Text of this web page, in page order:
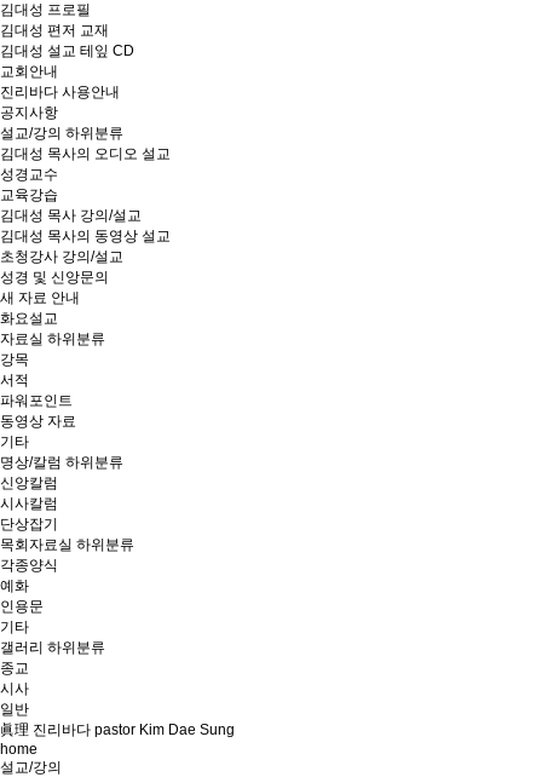
김대성 프로필
김대성 편저 교재
김대성 설교 테잎 CD
교회안내
진리바다 사용안내
공지사항
설교/강의 하위분류
김대성 목사의 오디오 설교
성경교수
교육강습
김대성 목사 강의/설교
김대성 목사의 동영상 설교
초청강사 강의/설교
성경 및 신앙문의
새 자료 안내
화요설교
자료실 하위분류
강목
서적
파워포인트
동영상 자료
기타
명상/칼럼 하위분류
신앙칼럼
시사칼럼
단상잡기
목회자료실 하위분류
각종양식
예화
인용문
기타
갤러리 하위분류
종교
시사
일반
眞理 진리바다 pastor Kim Dae Sung
home
설교/강의